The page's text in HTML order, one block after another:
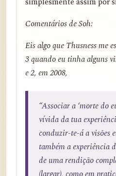
Comentários de Soh:
Eis algo que Thusness me
3 quando eu tinha alguns
e 2, em 2008,
“Associar a ‘morte do
vívida da tua
conduzir-te-á a visões
também a experiência
de uma rendição